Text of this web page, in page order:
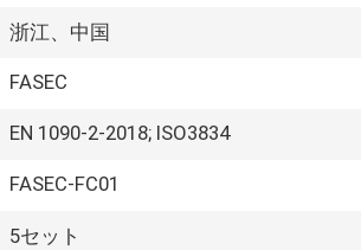
浙江、中国
FASEC
EN 1090-2-2018; ISO3834
FASEC-FC01
5セット